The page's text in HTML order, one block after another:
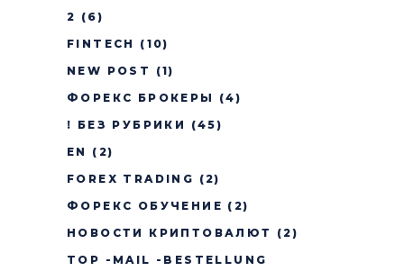
2 (6)
FINTECH
(10)
NEW POST
(1)
ФОРЕКС БРОКЕРЫ
(4)
! БЕЗ РУБРИКИ
(45)
EN
(2)
FOREX TRADING (2)
ФОРЕКС ОБУЧЕНИЕ (2)
НОВОСТИ КРИПТОВАЛЮТ
(2)
TOP -MAIL -BESTELLUNG